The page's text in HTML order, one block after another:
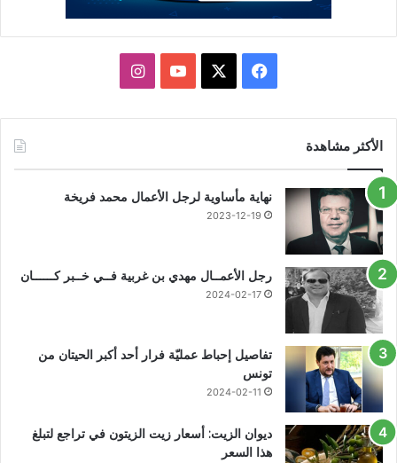
فيسبوك يوتيوبانستقرام
الأكثر مشاهدة
نهاية مأساوية لرجل الأعمال محمد فريخة
2023-12-19
رجل الأعمــال مهدي بن غربية فــي خــبر كــــــان
2024-02-17
تفاصيل إحباط عمليّة فرار أحد أكبر الحيتان من
تونس
2024-02-11
ديوان الزيت: أسعار زيت الزيتون في تراجع لتبلغ
هذا السعر